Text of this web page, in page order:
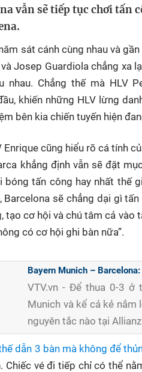
vẫn sẽ tiếp tục chơi tấn
sát cánh cùng nhau và
Josep Guardiola chẳng xa
nhau. Chẳng thế mà HLV
khiến những HLV lừng
bên kia chiến tuyến hiện
Enrique cũng hiểu rõ cá tính
khẳng định vẫn sẽ đặt
bóng tấn công hay nhất thế
Barcelona sẽ chẳng dại gì
tạo cơ hội và chú tâm cả vào
có cơ hội ghi bàn nữa”.
Bayern Munich –
VTV.vn - Để thua 0-3 ở
Munich và kể cả kẻ
nguyên tắc nào tại
dẫn 3 bàn mà không để
Chiếc vé đi tiếp chỉ có thể